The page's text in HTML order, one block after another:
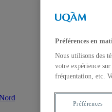
Préférences en
Nous utilisons des
votre expérience
fréquentation, etc.
Préférences